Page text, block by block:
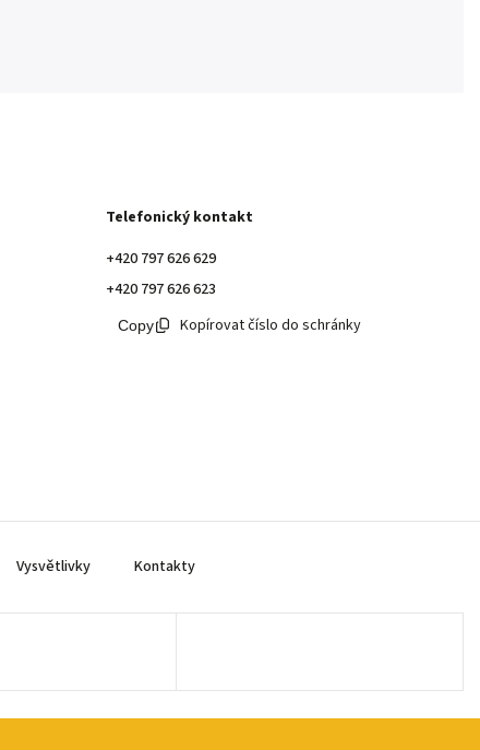
Telefonický kontakt
+420 797 626 629
+420 797 626 623
Kopírovat číslo do schránky
Vysvětlivky Kontakty